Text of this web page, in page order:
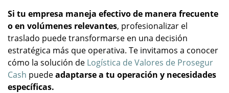
Si tu empresa maneja efectivo de manera frecuente
o en volúmenes relevantes, profesionalizar el
traslado puede transformarse en una decisión
estratégica más que operativa. Te invitamos a conocer
cómo la solución de Logística de Valores de Prosegur
Cash puedeadaptarse a tu operación y necesidades
específicas.